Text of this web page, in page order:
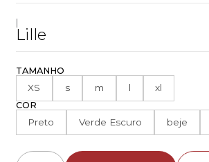
Lille
TAMANHO
XS s m l xl
COR
Preto Verde Escuro beje